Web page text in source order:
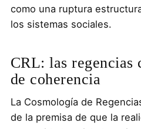
como una ruptura
los sistemas sociales.
CRL: las regencias
de coherencia
La Cosmología de
de la premisa de que la